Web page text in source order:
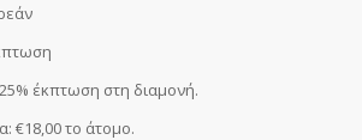
έκπτωση στη διαμονή.
€18,00 το άτομο.